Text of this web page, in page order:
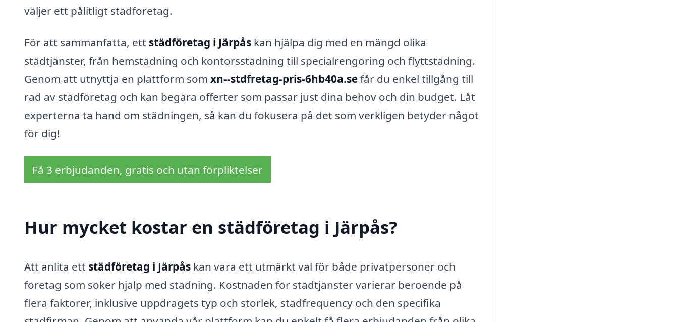
väljer ett pålitligt städföretag.
För att sammanfatta, ett städföretag i Järpås kan hjälpa dig med en mängd olika
städtjänster, från hemstädning och kontorsstädning till specialrengöring och flyttstädning.
Genom att utnyttja en plattform som xn--stdfretag-pris-6hb40a.sefår du enkel tillgång till
rad av städföretag och kan begära offerter som passar just dina behov och din budget. Låt
experterna ta hand om städningen, så kan du fokusera på det som verkligen betyder något
för dig!
Få 3 erbjudanden, gratis och utan förpliktelser
Hur mycket kostar en städföretag i Järpås?
Att anlita ett städföretag i Järpås kan vara ett utmärkt val för både privatpersoner och
företag som söker hjälp med städning. Kostnaden för städtjänster varierar beroende på
flera faktorer, inklusive uppdragets typ och storlek, städfrequency och den specifika